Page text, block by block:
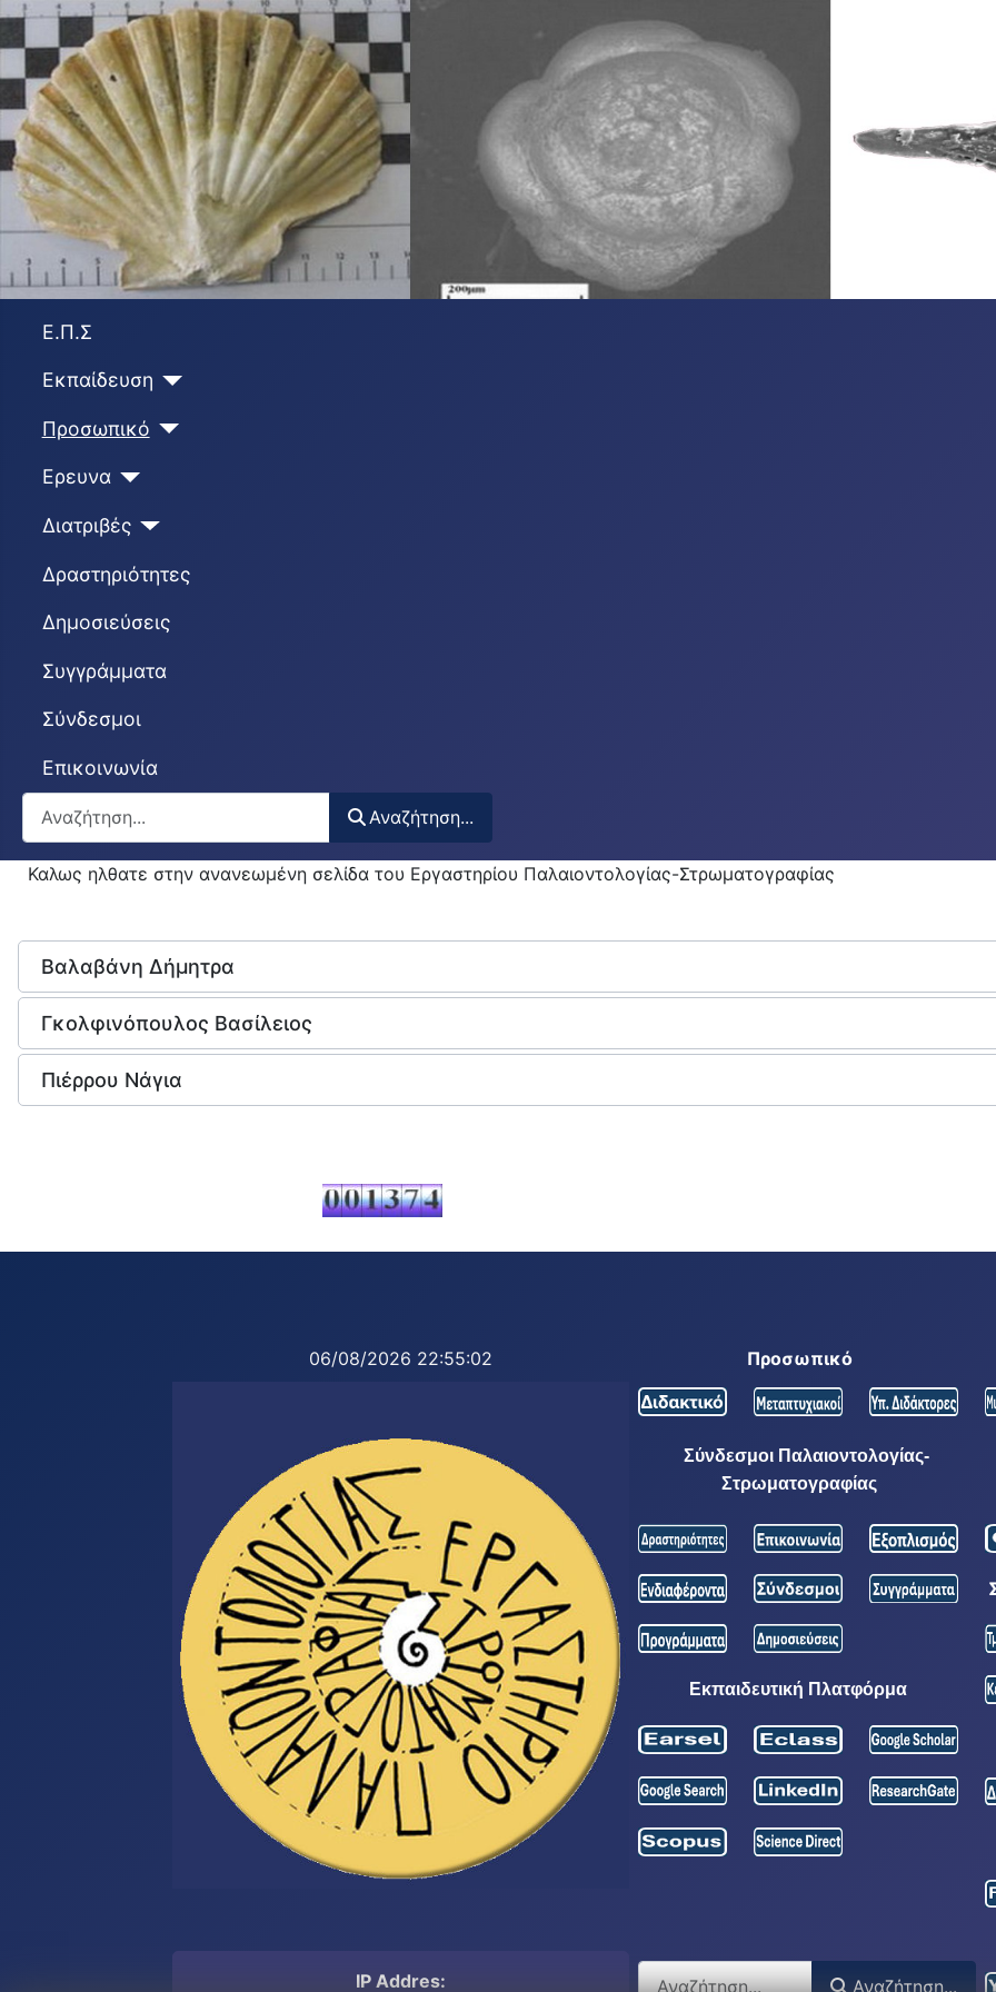
Ε.Π.Σ
Εκπαίδευση
Προσωπικό
Ερευνα
Διατριβές
Δραστηριότητες
Δημοσιεύσεις
Συγγράμματα
Σύνδεσμοι
Επικοινωνία
Αναζήτηση...
Αναζήτηση...
Καλως ηλθατε στην ανανεωμένη σελίδα του Εργαστηρίου Παλαιοντολογίας-Στρωματογραφίας
Βαλαβάνη Δήμητρα
Γκολφινόπουλος Βασίλειος
Πιέρρου Νάγια
06/08/2026 22:55:03 Προσωπικό
Σύνδεσμοι Παλαιοντολογίας-
Στρωματογραφίας
Εκπαιδευτική Πλατφόρμα
IP Addres: Αναζήτηση...
Αναζήτηση...